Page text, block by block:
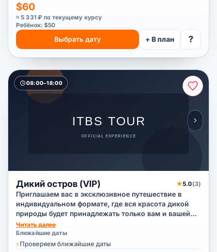
$60
≈ 5 331 ₽ по текущему курсу
Ребёнок: $50
Выбрать дату + В план ?
08:00–18:00
Дикий остров (VIP) ★5.0(3)
Приглашаем вас в эксклюзивное путешествие в
индивидуальном формате, где вся красота дикой
природы будет принадлежать только вам и вашей
компании. Вы отправитесь на уединенный остров,
чтобы насладиться отдыхом, купанием и
снорклингом в кристально чистой воде вдали от
Читать далее
Ближайшие даты
○Проверяем ближайшие даты